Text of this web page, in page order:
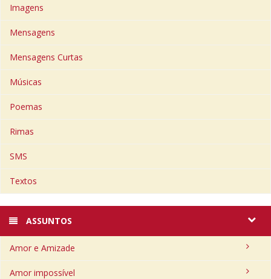
Imagens
Mensagens
Mensagens Curtas
Músicas
Poemas
Rimas
SMS
Textos
ASSUNTOS
Amor e Amizade
Amor impossível